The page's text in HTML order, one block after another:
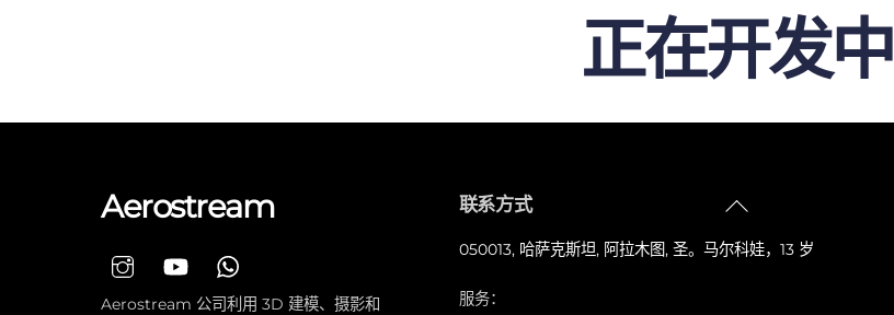
正在开发中
返
顶
Aerostream
Aerostream 公司利用 3D 建模、摄影和
联系方式
050013, 哈萨克斯坦, 阿拉木图, 圣。马尔科娃，13 岁
服务：